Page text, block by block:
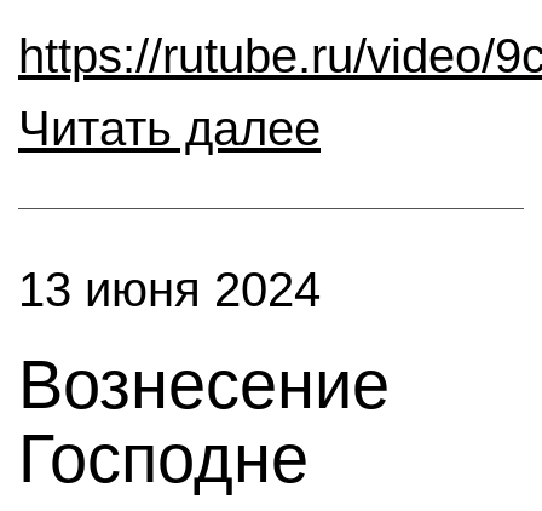
https://rutube.ru/video/
Читать далее
13 июня 2024
Вознесение
Господне